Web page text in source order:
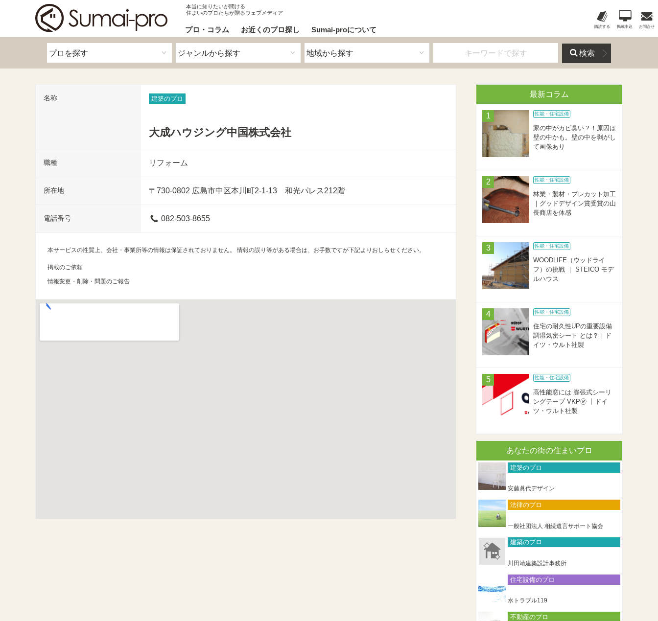
本当に知りたいが聞ける
住まいのプロたちが贈るウェブメディア
プロ・コラム お近くのプロ探し Sumai-proについて 購読する 掲載申込 お問合せ
検索
名称 建築のプロ
大成ハウジング中国株式会社
職種 リフォーム
所在地 〒730-0802 広島市中区本川町2-1-13 和光パレス212階
電話番号 082-503-8655
本サービスの性質上、会社・事業所等の情報は保証されておりません。 情報の誤り等がある場合は、お手数ですが下記よりおしらせください。
掲載のご依頼
情報変更・削除・問題のご報告
最新コラム
性能・住宅設備
家の中がカビ臭い？！原因は
壁の中かも。壁の中を剥がし
て画像あり
性能・住宅設備
林業・製材・プレカット加工
｜グッドデザイン賞受賞の山
長商店を体感
性能・住宅設備
WOODLIFE（ウッドライ
フ）の挑戦 ｜ STEICO モデ
ルハウス
性能・住宅設備
住宅の耐久性UPの重要設備
調湿気密シート とは？｜ド
イツ・ウルト社製
性能・住宅設備
高性能窓には 膨張式シーリ
ングテープ VKP🄬 ｜ドイ
ツ・ウルト社製
あなたの街の住まいプロ
建築のプロ
安藤眞代デザイン
法律のプロ
一般社団法人 相続遺言サポート協会
建築のプロ
川田靖建築設計事務所
住宅設備のプロ
水トラブル119
不動産のプロ